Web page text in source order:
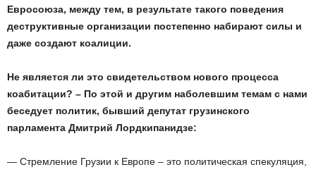
Евросоюза, между тем, в результате такого поведения
деструктивные организации постепенно набирают силы и
даже создают коалиции.
Не является ли это свидетельством нового процесса
коабитации? – По этой и другим наболевшим темам с нами
беседует политик, бывший депутат грузинского
парламента Дмитрий Лордкипанидзе:
— Стремление Грузии к Европе – это политическая спекуляция,